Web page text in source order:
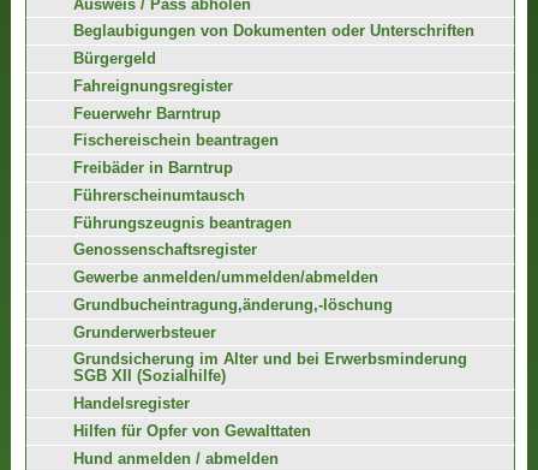
Ausweis / Pass abholen
Beglaubigungen von Dokumenten oder Unterschriften
Bürgergeld
Fahreignungsregister
Feuerwehr Barntrup
Fischereischein beantragen
Freibäder in Barntrup
Führerscheinumtausch
Führungszeugnis beantragen
Genossenschaftsregister
Gewerbe anmelden/ummelden/abmelden
Grundbucheintragung,änderung,-löschung
Grunderwerbsteuer
Grundsicherung im Alter und bei Erwerbsminderung
SGB XII (Sozialhilfe)
Handelsregister
Hilfen für Opfer von Gewalttaten
Hund anmelden / abmelden